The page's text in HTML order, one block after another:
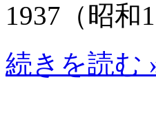
1937（昭和
続きを読む